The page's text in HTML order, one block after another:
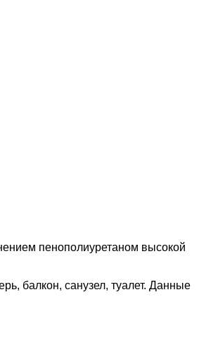
пенополиуретаном высокой
балкон, санузел, туалет. Данные